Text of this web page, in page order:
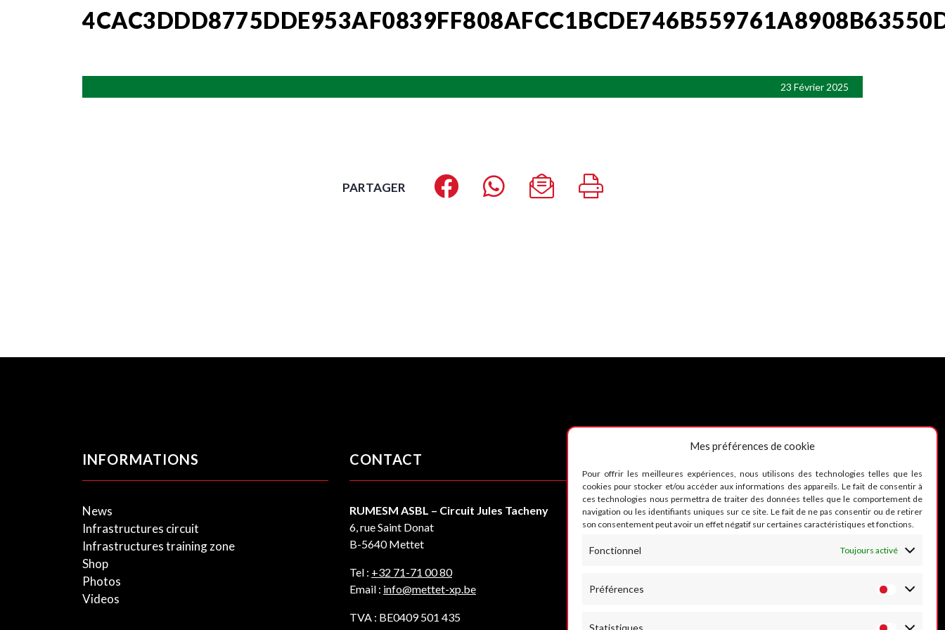
Mes préférences de cookie
Pour offrir les meilleures expériences, nous utilisons des technologies telles que les
cookies pour stocker et/ou accéder aux informations des appareils. Le fait de consentir à
ces technologies nous permettra de traiter des données telles que le comportement de
navigation ou les identifiants uniques sur ce site. Le fait de ne pas consentir ou de retirer
son consentement peut avoir un effet négatif sur certaines caractéristiques et fonctions.
Fonctionnel Toujours activé
Préférences
Statistiques
23 Février 2025
PARTAGER
INFORMATIONS
News
Infrastructures circuit
Infrastructures training zone
Shop
Photos
Videos
CONTACT
RUMESM ASBL – Circuit Jules Tacheny
6, rue Saint Donat
B-5640 Mettet
Tel : +32 71-71 00 80
Email : info@mettet-xp.be
TVA : BE0409 501 435